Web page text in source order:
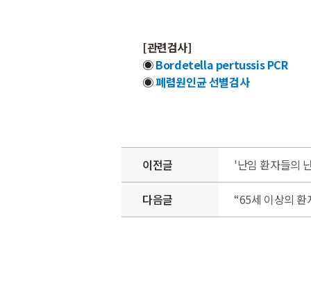
[관련검사]
◉Bordetella pertussis PCR
◉폐렴원인균 선별검사
이전글 '난임 환자들의
다음글 “65세 이상의